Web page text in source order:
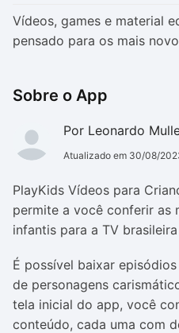
Vídeos, games e material
pensado para os mais
Sobre o App
Por Leonardo
Atualizado em 30/08/
PlayKids Vídeos para
permite a você conferir as
infantis para a TV
É possível baixar
de personagens
tela inicial do app, você
conteúdo, cada uma com